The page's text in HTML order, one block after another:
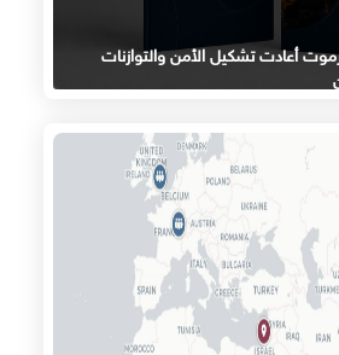
أعادت تشكيل الأمن والتوازنات